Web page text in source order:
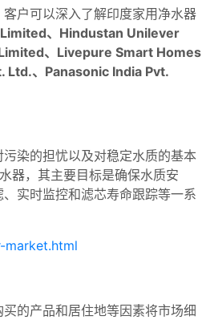
户可以深入了解印度家用净水器
、Hindustan Unilever
、Livepure Smart Homes
、Panasonic India Pvt.
染的担忧以及对稳定水质的基本
器，其主要目标是确保水质安
实时监控和滤芯寿命跟踪等一系
的产品和居住地等因素将市场细